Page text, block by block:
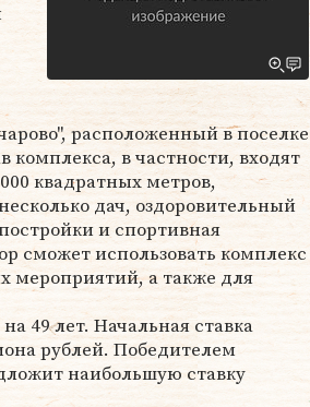
расположенный в поселке
комплекса, в частности, входят
квадратных метров,
дач, оздоровительный
и спортивная
сможет использовать комплекс
мероприятий, а также для
49 лет. Начальная ставка
рублей. Победителем
наибольшую ставку